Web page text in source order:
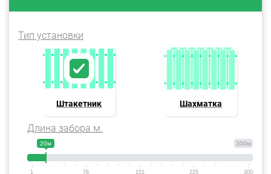
Тип установки
Штакетник Шахматка
Длина забора м.
300м
20м
1 76 151 225 300